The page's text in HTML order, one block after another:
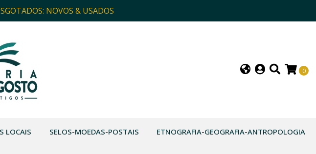
NOVOS & USADOS
0
LOCAIS SELOS-MOEDAS-POSTAIS ETNOGRAFIA-GEOGRAFIA-ANTROPOLOGIA